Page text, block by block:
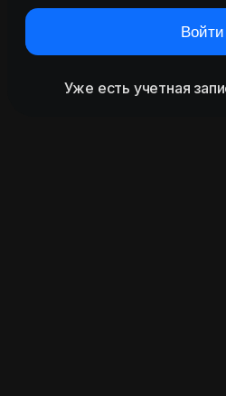
Войти
Уже есть учетная